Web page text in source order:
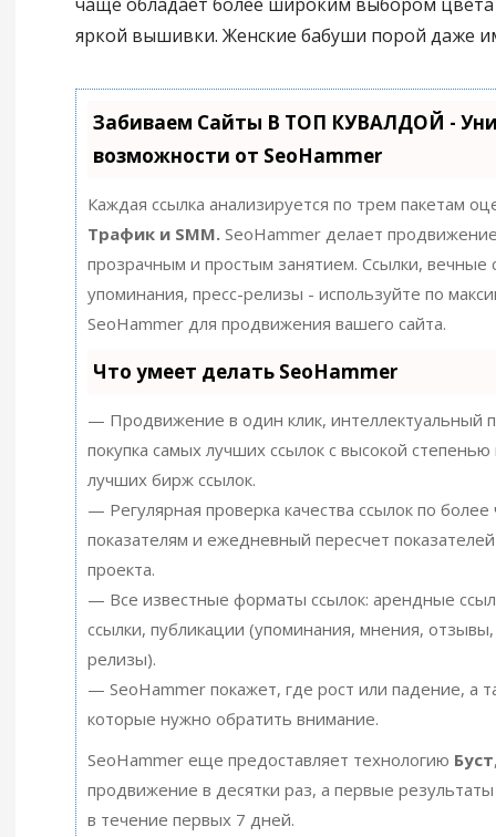
чаще обладает более широким выбором
яркой вышивки. Женские бабуши порой даже
Забиваем Сайты В ТОП КУВАЛДОЙ -
возможности от SeoHammer
Каждая ссылка анализируется по трем пакетам
Трафик и SMM.SeoHammer делает
прозрачным и простым занятием. Ссылки, вечные
упоминания, пресс-релизы - используйте по
SeoHammer для продвижения вашего сайта.
Что умеет делать SeoHammer
— Продвижение в один клик, интеллектуальный
покупка самых лучших ссылок с высокой степенью
лучших бирж ссылок.
— Регулярная проверка качества ссылок по
показателям и ежедневный пересчет показателей
проекта.
— Все известные форматы ссылок: арендные
ссылки, публикации (упоминания, мнения, отзывы,
релизы).
— SeoHammer покажет, где рост или падение, а
которые нужно обратить внимание.
SeoHammer еще предоставляет технологию Буст
продвижение в десятки раз, а первые
в течение первых 7 дней.